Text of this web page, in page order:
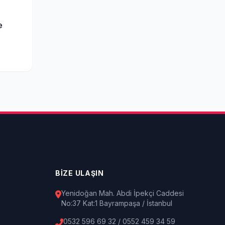
BİZE ULAŞIN
Yenidoğan Mah. Abdi İpekçi Caddesi
No:37 Kat:1 Bayrampaşa / İstanbul
0532 596 69 32 / 0552 459 34 59